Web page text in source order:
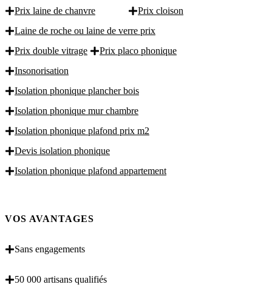
Prix laine de chanvre
Prix cloison
Laine de roche ou laine de verre prix
Prix double vitrage
Prix placo phonique
Insonorisation
Isolation phonique plancher bois
Isolation phonique mur chambre
Isolation phonique plafond prix m2
Devis isolation phonique
Isolation phonique plafond appartement
VOS AVANTAGES
Sans engagements
50 000 artisans qualifiés